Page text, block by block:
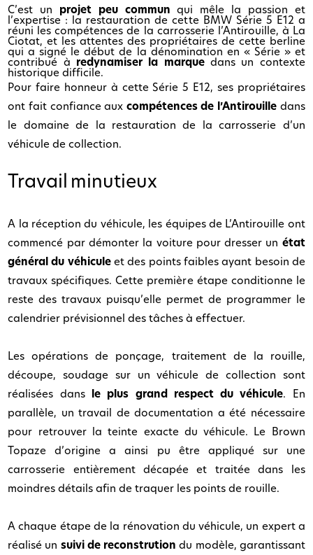
C’est un
projet peu commun qui mêle la passion et
l’expertise : la restauration de cette BMW Série 5 E12 a
réuni les compétences de la carrosserie l’Antirouille, à La
Ciotat, et les attentes des propriétaires de cette berline
qui a signé le début de la dénomination en « Série » et
contribué à
redynamiser la marquedans un contexte
historique difficile.
Pour faire honneur à cette Série 5 E12, ses propriétaires
ont fait confiance aux compétences de l’Antirouille dans
le domaine de la restauration de la carrosserie d’un
véhicule de collection.
Travail minutieux
A la réception du véhicule, les équipes de L’Antirouille ont
commencé par démonter la voiture pour dresser un état
général du véhiculeet des points faibles ayant besoin de
travaux spécifiques. Cette première étape conditionne le
reste des travaux puisqu’elle permet de programmer le
calendrier prévisionnel des tâches à effectuer.
Les opérations de ponçage, traitement de la rouille,
découpe, soudage sur un véhicule de collection sont
réalisées dansle plus grand respect du véhicule. En
parallèle, un travail de documentation a été nécessaire
pour retrouver la teinte exacte du véhicule. Le Brown
Topaze d’origine a ainsi pu être appliqué sur une
carrosserie entièrement décapée et traitée dans les
moindres détails afin de traquer les points de rouille.
A chaque étape de la rénovation du véhicule, un expert a
réalisé un suivi de reconstrution du modèle, garantissant